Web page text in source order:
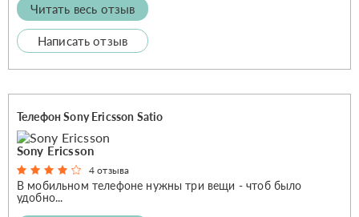
Читать весь отзыв
Написать отзыв
Телефон Sony Ericsson Satio
Sony Ericsson
4 отзыва
В мобильном телефоне нужны три вещи - чтоб было
удобно...